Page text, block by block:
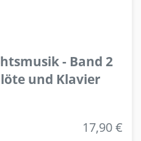
- Band 2
und Klavier
17,90 €